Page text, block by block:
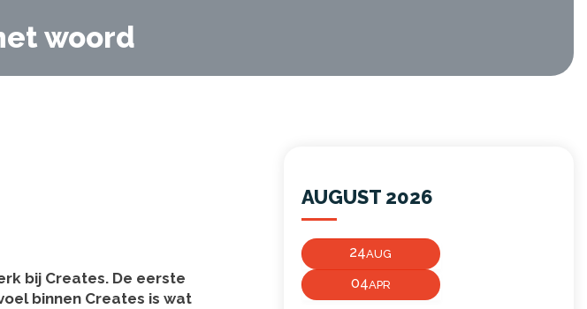
woord
bij Creates. De eerste
binnen Creates is wat
AUGUST 2026
24AUG
04APR